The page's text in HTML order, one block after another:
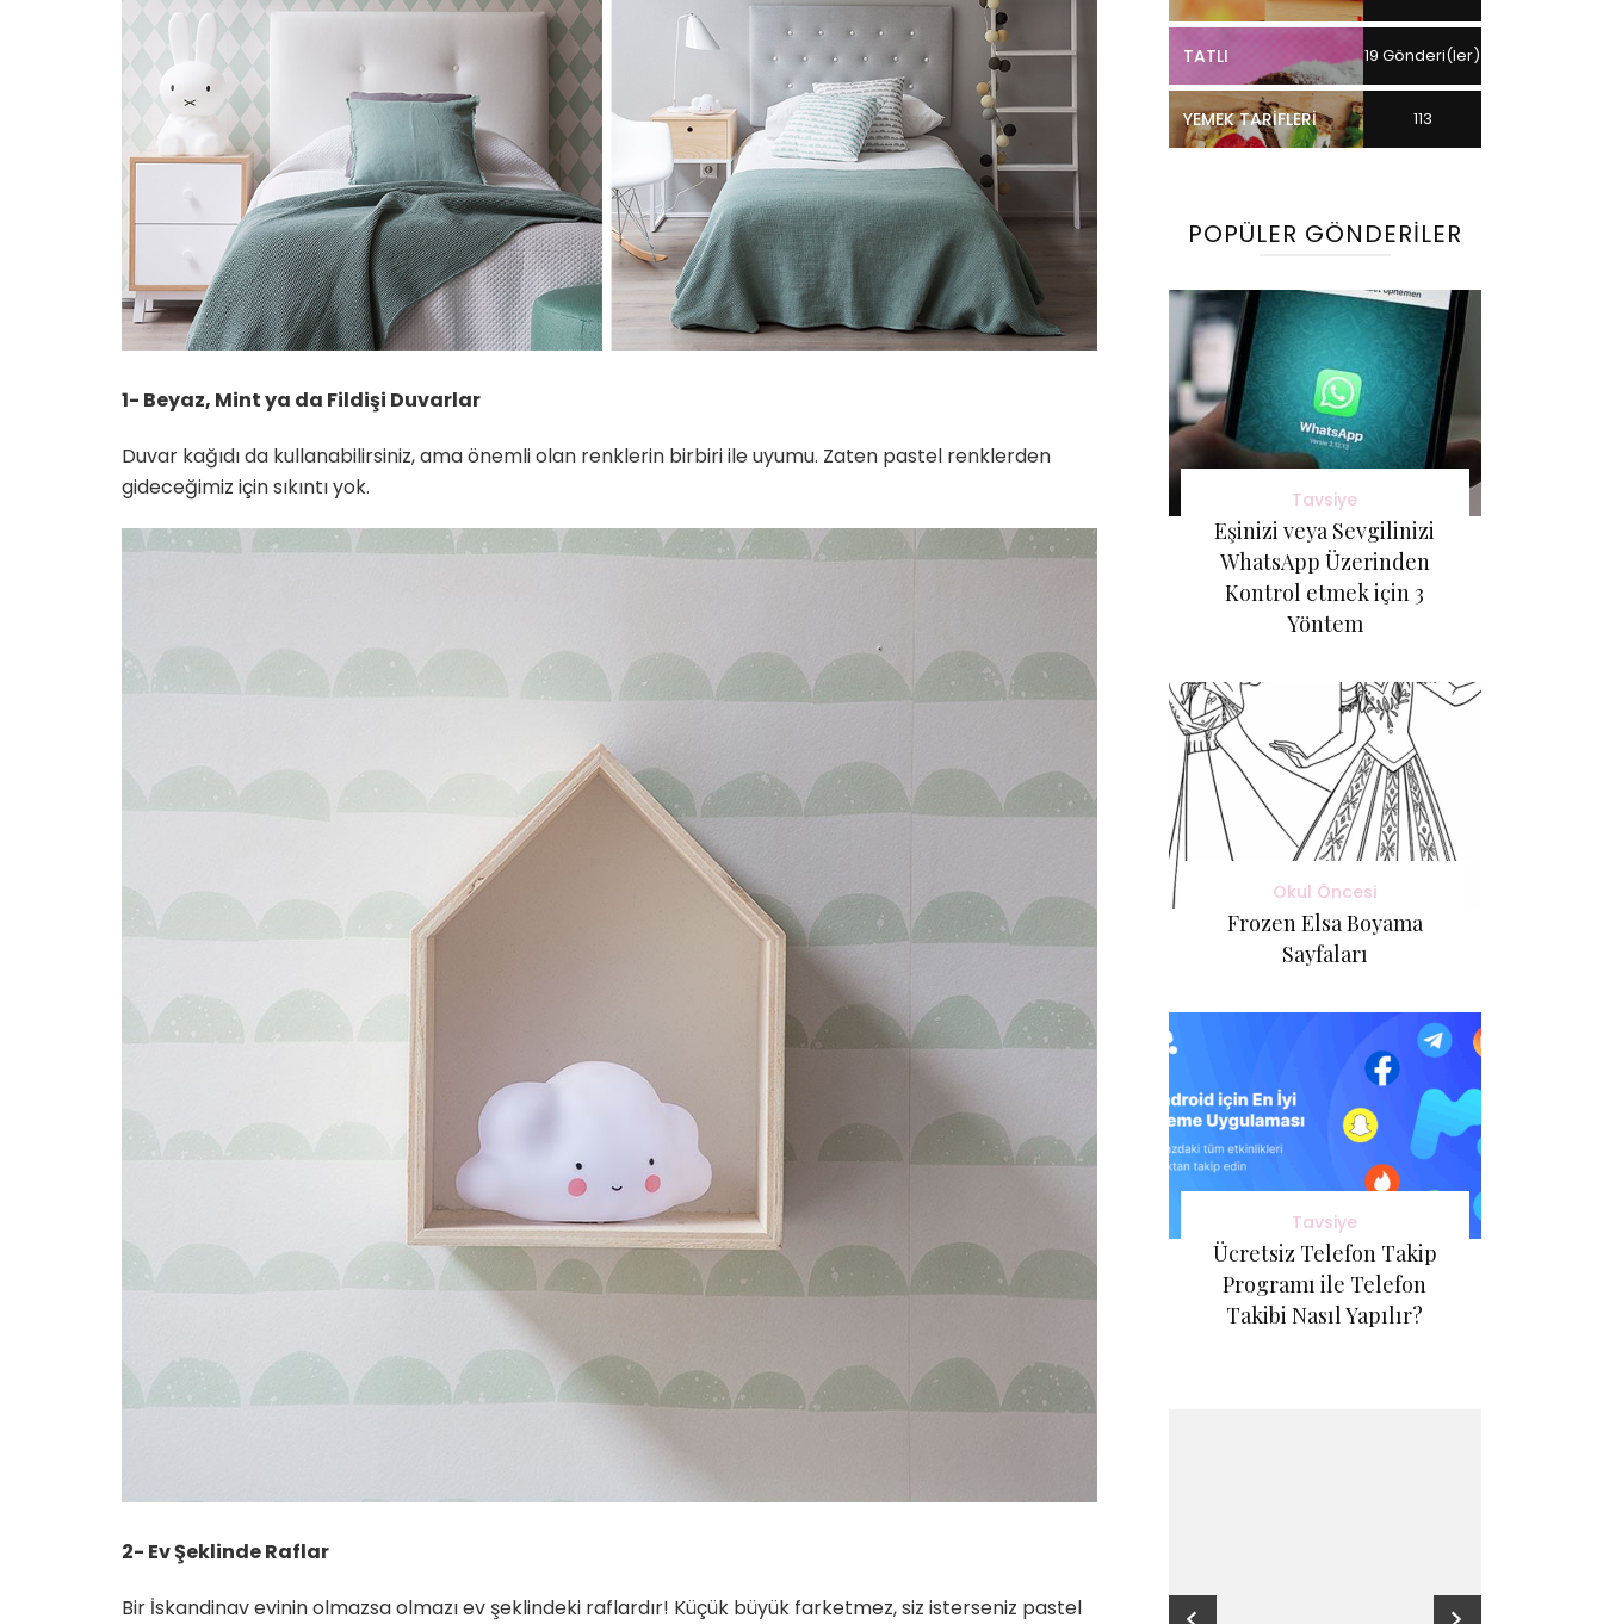
1- Beyaz, Mint ya da Fildişi Duvarlar
Duvar kağıdı da kullanabilirsiniz, ama önemli olan renklerin birbiri ile uyumu. Zaten pastel renklerden
gideceğimiz için sıkıntı yok.
2- Ev Şeklinde Raflar
Bir İskandinav evinin olmazsa olmazı ev şeklindeki raflardır! Küçük büyük farketmez, siz isterseniz pastel
TATLI 19 Gönderi(ler)
YEMEK TARIFLERI 113
POPÜLER GÖNDERILER
Tavsiye
Eşinizi veya Sevgilinizi
WhatsApp Üzerinden
Kontrol etmek için 3
Yöntem
Okul Öncesi
Frozen Elsa Boyama
Sayfaları
Tavsiye
Ücretsiz Telefon Takip
Programı ile Telefon
Takibi Nasıl Yapılır?